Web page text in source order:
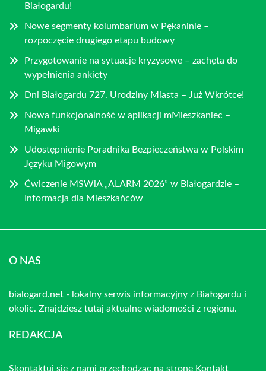
Białogardu!
Nowe segmenty kolumbarium w Pękaninie –
rozpoczęcie drugiego etapu budowy
Przygotowanie na sytuacje kryzysowe – zachęta do
wypełnienia ankiety
Dni Białogardu 727. Urodziny Miasta – Już Wkrótce!
Nowa funkcjonalność w aplikacji mMieszkaniec –
Migawki
Udostępnienie Poradnika Bezpieczeństwa w Polskim
Języku Migowym
Ćwiczenie MSWiA „ALARM 2026” w Białogardzie –
Informacja dla Mieszkańców
O NAS
bialogard.net - lokalny serwis informacyjny z Białogardu i
okolic. Znajdziesz tutaj aktualne wiadomości z regionu.
REDAKCJA
Skontaktuj się z nami przechodząc na stronę Kontakt